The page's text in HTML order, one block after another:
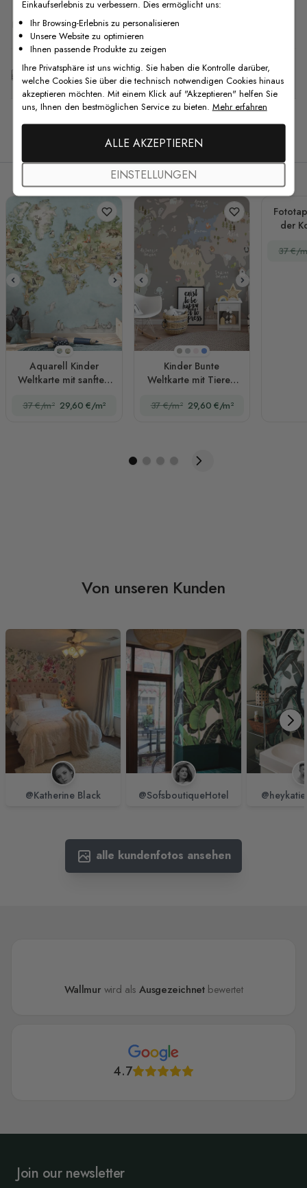
F.A.Q
Kostenlose Anpassung
Verwandte Produkte
Stil 1
Stil 2
Aquarell Kinder
Weltkarte mit sanften
37 €/m² 29,60 €/m²
Beige
Hellgrau
Rosa
Blau
Kinder Bunte
Weltkarte mit Tieren
37 €/m² 29,60 €/m²
der
37 €/
Von unseren Kunden
@Katherine Black @SofsboutiqueHotel
alle kundenfotos ansehen
Wallmur wird alsAusgezeichnetbewertet
4.7
Join our newsletter
Einkaufserlebnis zu verbessern. Dies ermöglicht uns:
Ihr Browsing-Erlebnis zu personalisieren
Unsere Website zu optimieren
Ihnen passende Produkte zu zeigen
Ihre Privatsphäre ist uns wichtig. Sie haben die Kontrolle darüber,
welche Cookies Sie über die technisch notwendigen Cookies hinaus
akzeptieren möchten. Mit einem Klick auf "Akzeptieren" helfen Sie
uns, Ihnen den bestmöglichen Service zu bieten. Mehr erfahren
ALLE AKZEPTIEREN
EINSTELLUNGEN